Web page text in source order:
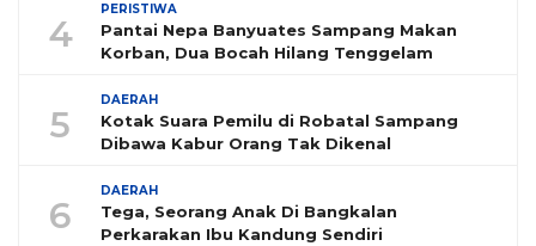
4
PERISTIWA
Pantai Nepa Banyuates Sampang Makan
Korban, Dua Bocah Hilang Tenggelam
5
DAERAH
Kotak Suara Pemilu di Robatal Sampang
Dibawa Kabur Orang Tak Dikenal
6
DAERAH
Tega, Seorang Anak Di Bangkalan
Perkarakan Ibu Kandung Sendiri